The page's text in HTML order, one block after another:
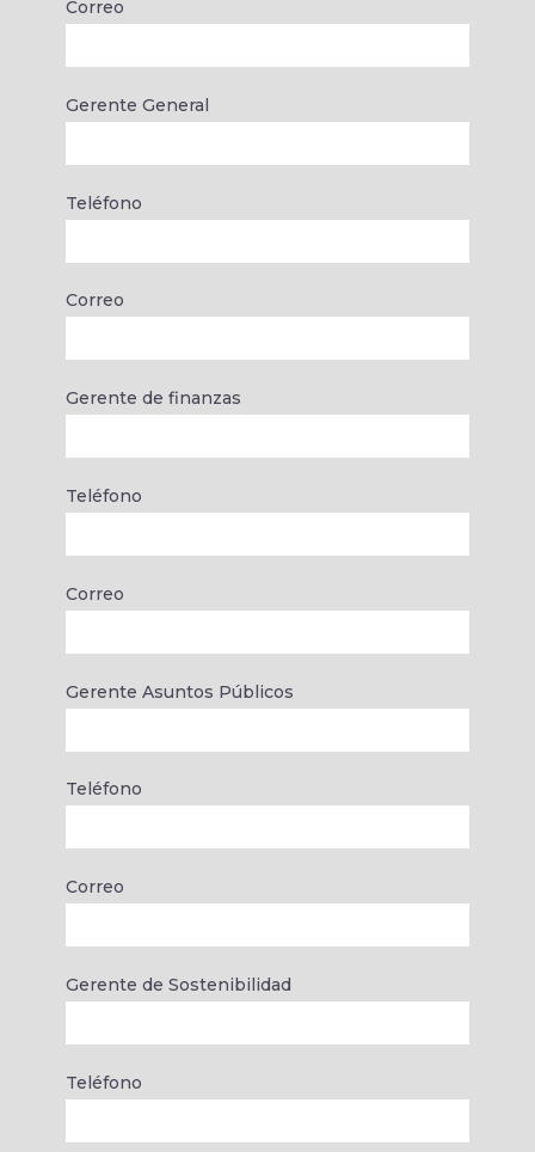
Correo
Gerente General
Teléfono
Correo
Gerente de finanzas
Teléfono
Correo
Gerente Asuntos Públicos
Teléfono
Correo
Gerente de Sostenibilidad
Teléfono